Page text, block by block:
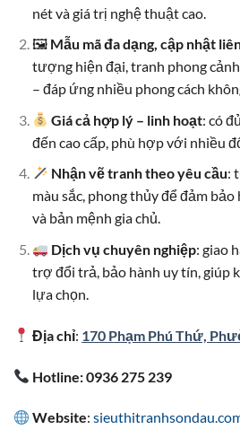
nét và giá trị nghệ thuật cao.
🖼 Mẫu mã đa dạng, cập nhật
tượng hiện đại, tranh phong
– đáp ứng nhiều phong cách
Giá cả hợp lý – linh hoạt: có
đến cao cấp, phù hợp với nhiều
Nhận vẽ tranh theo yêu cầu:
màu sắc, phong thủy để đảm
và bản mệnh gia chủ.
Dịch vụ chuyên nghiệp: giao
trợ đổi trả, bảo hành uy tín, giúp
lựa chọn.
Địa chỉ: 170 Phạm Phú Thứ,
Hotline: 0936 275 239
Website: